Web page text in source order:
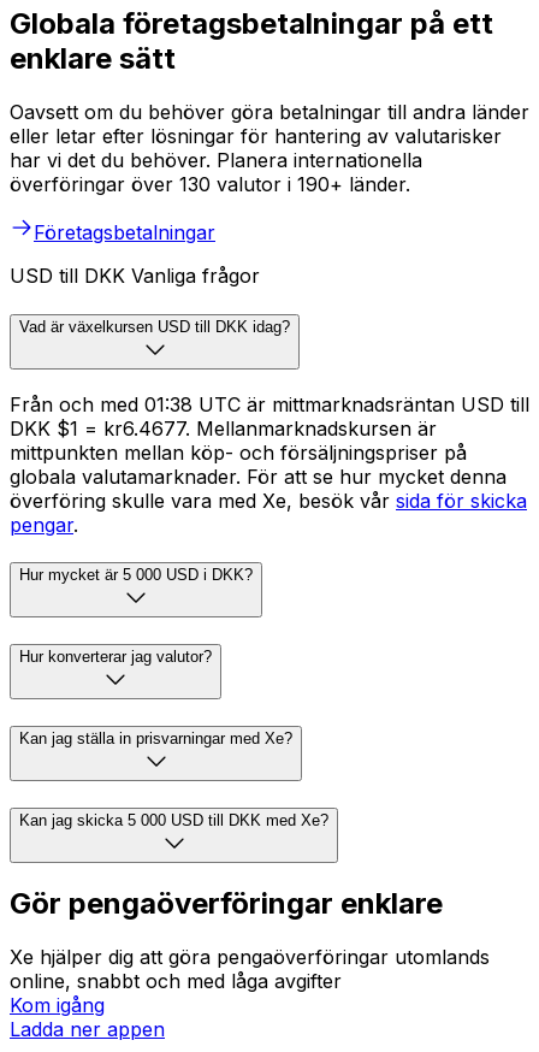
Globala företagsbetalningar på ett
enklare sätt
Oavsett om du behöver göra betalningar till andra länder
eller letar efter lösningar för hantering av valutarisker
har vi det du behöver. Planera internationella
överföringar över 130 valutor i 190+ länder.
Företagsbetalningar
USD till DKK Vanliga frågor
Vad är växelkursen USD till DKK idag?
Från och med 01:38 UTC är mittmarknadsräntan USD till
DKK $1 = kr6.4677. Mellanmarknadskursen är
mittpunkten mellan köp- och försäljningspriser på
globala valutamarknader. För att se hur mycket denna
överföring skulle vara med Xe, besök vår sida för skicka
pengar.
Hur mycket är 5 000 USD i DKK?
Hur konverterar jag valutor?
Kan jag ställa in prisvarningar med Xe?
Kan jag skicka 5 000 USD till DKK med Xe?
Gör pengaöverföringar enklare
Xe hjälper dig att göra pengaöverföringar utomlands
online, snabbt och med låga avgifter
Kom igång
Ladda ner appen